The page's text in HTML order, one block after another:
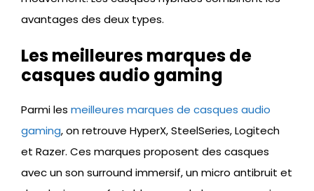
avantages des deux types.
Les meilleures marques de
casques audio gaming
Parmi les meilleures marques de casques audio
gaming, on retrouve HyperX, SteelSeries, Logitech
et Razer. Ces marques proposent des casques
avec un son surround immersif, un micro antibruit et